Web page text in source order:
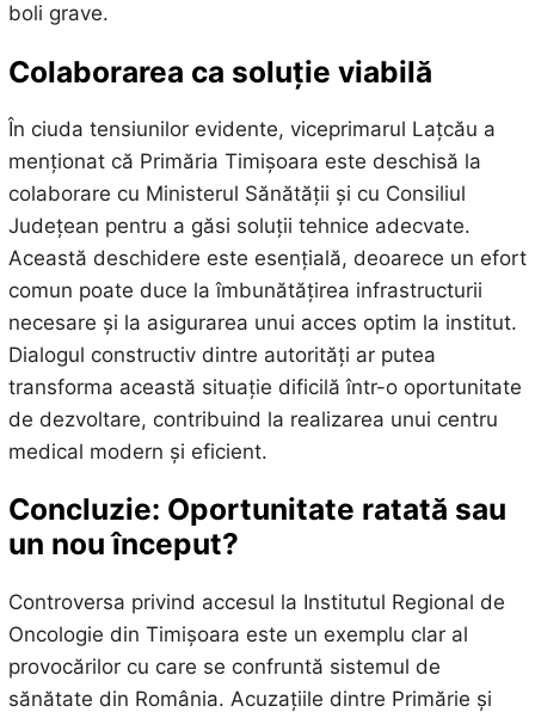
boli grave.
Colaborarea ca soluție viabilă
În ciuda tensiunilor evidente, viceprimarul Lațcău a
menționat că Primăria Timișoara este deschisă la
colaborare cu Ministerul Sănătății și cu Consiliul
Județean pentru a găsi soluții tehnice adecvate.
Această deschidere este esențială, deoarece un efort
comun poate duce la îmbunătățirea infrastructurii
necesare și la asigurarea unui acces optim la institut.
Dialogul constructiv dintre autorități ar putea
transforma această situație dificilă într-o oportunitate
de dezvoltare, contribuind la realizarea unui centru
medical modern și eficient.
Concluzie: Oportunitate ratată sau
un nou început?
Controversa privind accesul la Institutul Regional de
Oncologie din Timișoara este un exemplu clar al
provocărilor cu care se confruntă sistemul de
sănătate din România. Acuzațiile dintre Primărie și